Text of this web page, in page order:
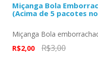
Miçanga Bola
(Acima de 5 pacotes
Miçanga Bola
R$2,00
R$3,00